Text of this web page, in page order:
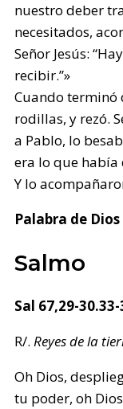
nuestro deber
necesitados,
Señor Jesús:
recibir.”»
Cuando terminó
rodillas, y rezó.
a Pablo, lo
era lo que había
Y lo
Palabra de Dios
Salmo
Sal 67,29-
R/.Reyes de la
Oh Dios,
tu poder, oh